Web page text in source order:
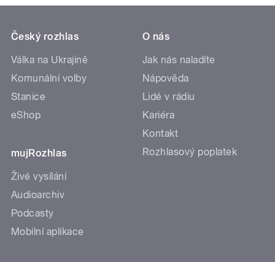
Český rozhlas
Válka na Ukrajině
Komunální volby
Stanice
eShop
mujRozhlas
Živé vysílání
Audioarchiv
Podcasty
Mobilní aplikace
O nás
Jak nás naladíte
Nápověda
Lidé v rádiu
Kariéra
Kontakt
Rozhlasový poplatek